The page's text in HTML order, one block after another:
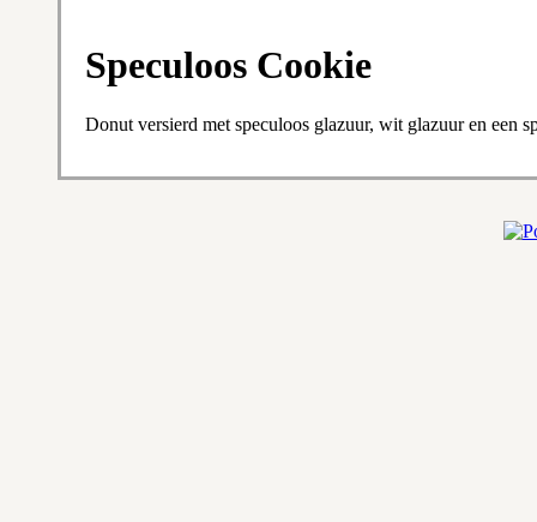
Speculoos Cookie
Donut versierd met speculoos glazuur, wit glazuur en een